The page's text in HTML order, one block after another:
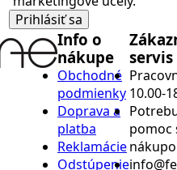
Prihlásiť sa
Info o
nákupe
Obchodné
podmienky
Doprava a
platba
Reklamácie
Odstúpenie
servis
10.00-
pomoc